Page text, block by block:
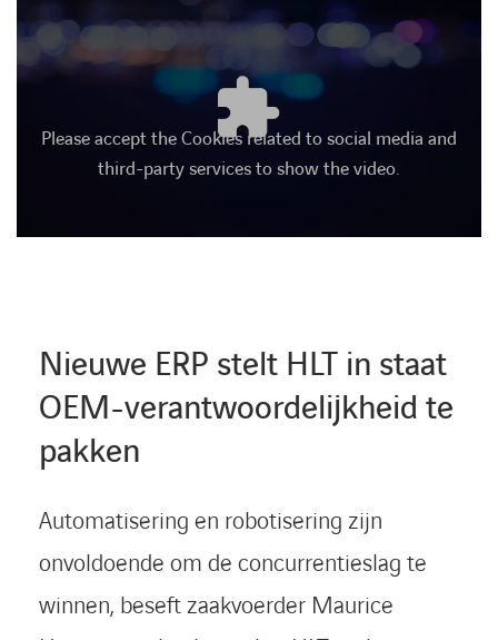
Please accept the Cookies related to social media and
third-party services to show the video.
Nieuwe ERP stelt HLT in staat
OEM-verantwoordelijkheid te
pakken
Automatisering en robotisering zijn
onvoldoende om de concurrentieslag te
winnen, beseft zaakvoerder Maurice